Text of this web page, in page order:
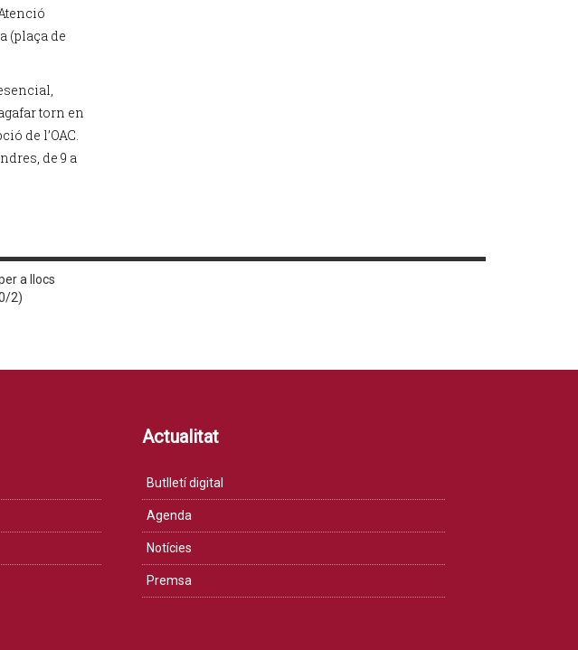
(plaça de
torn en
de l’OAC.
de 9 a
a llocs
2)
Actualitat
Butlletí digital
Agenda
Notícies
Premsa